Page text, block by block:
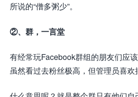
所说的“僧多粥少”。
②、群，一言堂
有经常玩Facebook群组的朋友们应
虽然看过去粉丝极高，但管理员喜欢